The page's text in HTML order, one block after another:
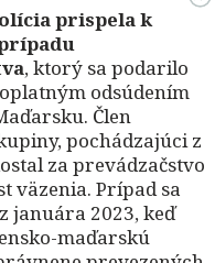
prispela k
, ktorý sa podarilo
odsúdením
Člen
pochádzajúci z
za prevádzačstvo
väzenia. Prípad sa
januára 2023, keď
maďarskú